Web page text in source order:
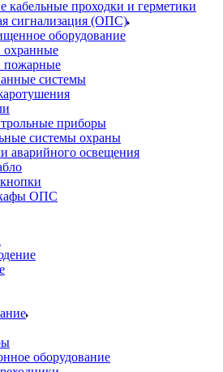
кабельные проходки и герметики
сигнализация (ОПС)
оборудование
охранные
пожарные
системы
приборы
системы охраны
аварийного освещения
ОПС
оборудование